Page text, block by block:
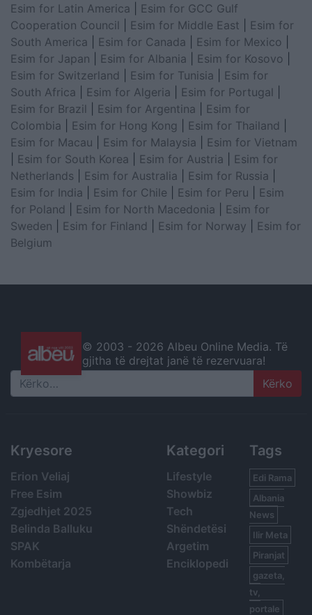
Esim for Latin America
Esim for GCC Gulf
Cooperation Council
Esim for Middle East
Esim for
South America
Esim for Canada Esim for Mexico
Esim for Japan
Esim for Albania Esim for Kosovo
Esim for Switzerland
Esim for Tunisia
Esim for
South Africa
Esim for Algeria Esim for Portugal
Esim for Brazil
Esim for Argentina
Esim for
Colombia
Esim for Hong Kong Esim for Thailand
Esim for Macau
Esim for Malaysia
Esim for Vietnam
Esim for South Korea Esim for Austria
Esim for
Netherlands
Esim for Australia Esim for Russia
Esim for India
Esim for Chile Esim for Peru
Esim
for Poland
Esim for North Macedonia
Esim for
Sweden
Esim for Finland Esim for Norway
Esim for
Belgium
© 2003 - 2026 Albeu Online Media. Të
gjitha të drejtat janë të rezervuara!
Search
Kryesore
Erion Veliaj
Free Esim
Zgjedhjet 2025
Belinda Balluku
SPAK
Kombëtarja
Kategori
Lifestyle
Showbiz
Tech
Shëndetësi
Argetim
Enciklopedi
Tags
Edi Rama
Albania
News
Ilir Meta
Piranjat
gazeta,
tv,
portale